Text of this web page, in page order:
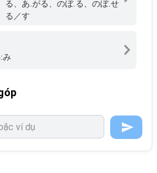
る、あ.がる、のぼ.る、のぼ.せ
る／す
み